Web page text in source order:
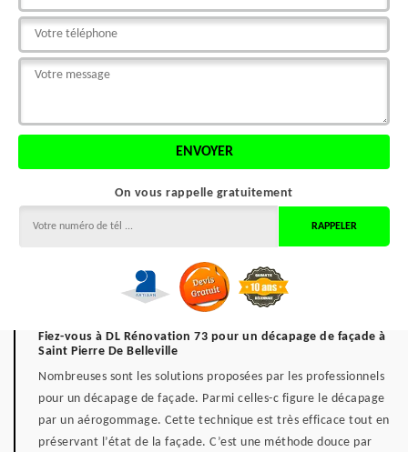
On vous rappelle gratuitement
Fiez-vous à DL Rénovation 73 pour un décapage de façade à
Saint Pierre De Belleville
Nombreuses sont les solutions proposées par les professionnels
pour un décapage de façade. Parmi celles-c figure le décapage
par un aérogommage. Cette technique est très efficace tout en
préservant l’état de la façade. C’est une méthode douce par